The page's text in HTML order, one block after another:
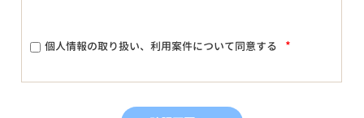
個人情報の取り扱い、利用案件について同意する *